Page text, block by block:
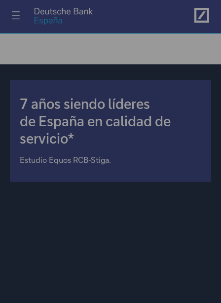
7 años siendo líderes
de España en calidad de
servicio*
Estudio Equos RCB-Stiga.